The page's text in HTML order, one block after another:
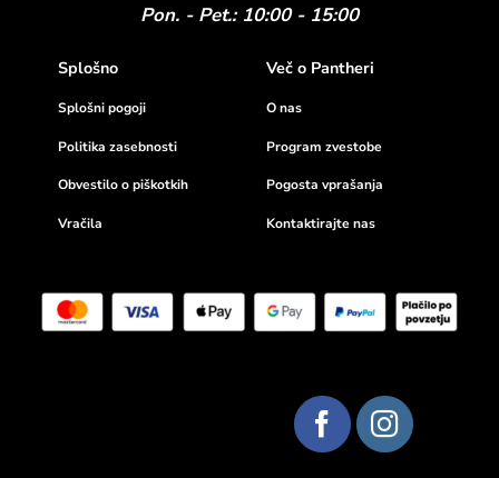
Pon. - Pet.: 10:00 - 15:00
Splošno
Splošni pogoji
Politika zasebnosti
Obvestilo o piškotkih
Vračila
Več o Pantheri
O nas
Program zvestobe
Pogosta vprašanja
Kontaktirajte nas